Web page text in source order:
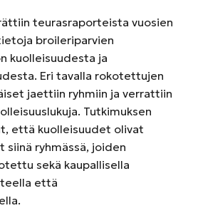
teurasraporteista vuosien
broileriparvien
kuolleisuudesta ja
Eri tavalla rokotettujen
jaettiin ryhmiin ja verrattiin
Tutkimuksen
että kuolleisuudet olivat
siinä ryhmässä, joiden
sekä kaupallisella
että